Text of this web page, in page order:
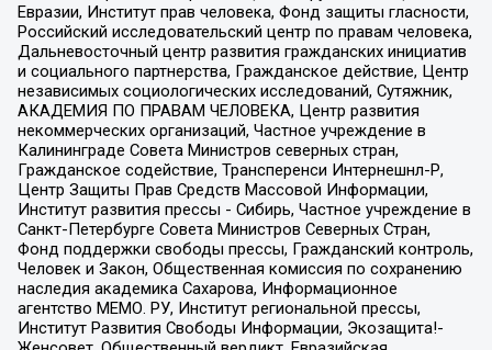
Евразии, Институт прав человека, Фонд защиты гласности,
Российский исследовательский центр по правам человека,
Дальневосточный центр развития гражданских инициатив
и социального партнерства, Гражданское действие, Центр
независимых социологических исследований, Сутяжник,
АКАДЕМИЯ ПО ПРАВАМ ЧЕЛОВЕКА, Центр развития
некоммерческих организаций, Частное учреждение в
Калининграде Совета Министров северных стран,
Гражданское содействие, Трансперенси Интернешнл-Р,
Центр Защиты Прав Средств Массовой Информации,
Институт развития прессы - Сибирь, Частное учреждение в
Санкт-Петербурге Совета Министров Северных Стран,
Фонд поддержки свободы прессы, Гражданский контроль,
Человек и Закон, Общественная комиссия по сохранению
наследия академика Сахарова, Информационное
агентство МЕМО. РУ, Институт региональной прессы,
Институт Развития Свободы Информации, Экозащита!-